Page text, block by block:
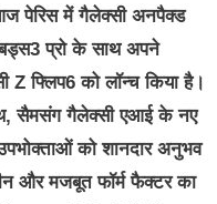
पेरिस में गैलेक्सी अनपैक्ड
प्रो के साथ अपने
फ्लिप6 को लॉन्च किया है।
सैमसंग गैलेक्सी एआई के नए
को शानदार अनुभव
और मजबूत फॉर्म फैक्टर का